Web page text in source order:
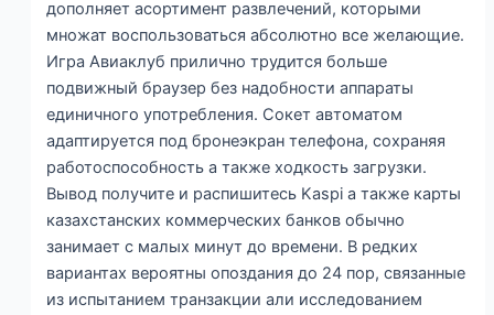
дополняет асортимент развлечений, которыми
множат воспользоваться абсолютно все желающие.
Игра Авиаклуб прилично трудится больше
подвижный браузер без надобности аппараты
единичного употребления. Сокет автоматом
адаптируется под бронеэкран телефона, сохраняя
работоспособность а также ходкость загрузки.
Вывод получите и распишитесь Kaspi а также карты
казахстанских коммерческих банков обычно
занимает с малых минут до времени. В редких
вариантах вероятны опоздания до 24 пор, связанные
из испытанием транзакции али исследованием